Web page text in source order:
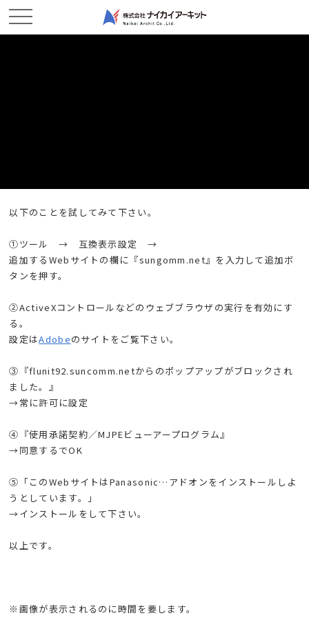
以下のことを試してみて下さい。
①ツール → 互換表示設定 →
追加するWebサイトの欄に『sungomm.net』を入力して追加ボ
タンを押す。
②ActiveXコントロールなどのウェブブラウザの実行を有効にす
る。
設定はAdobeのサイトをご覧下さい。
③『flunit92.suncomm.netからのポップアップがブロックされ
ました。』
→常に許可に設定
④『使用承諾契約／MJPEビューアープログラム』
→同意するでOK
⑤「このWebサイトはPanasonic…アドオンをインストールしよ
うとしています。」
→インストールをして下さい。
以上です。
※画像が表示されるのに時間を要します。